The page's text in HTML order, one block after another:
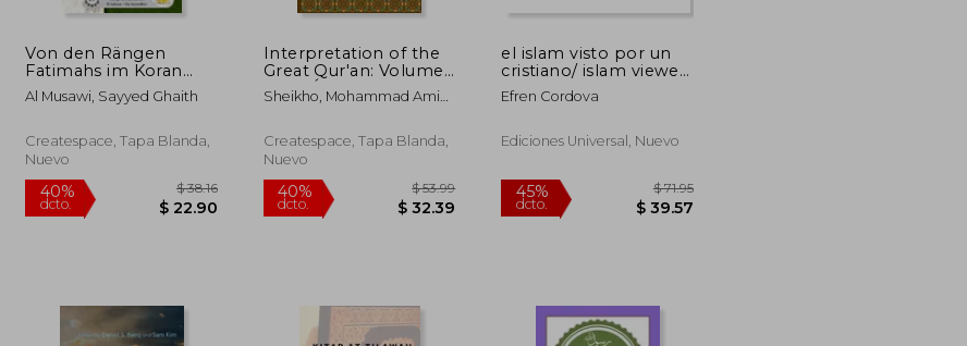
40% 40% $ 78.25 40%
Von den Rängen
Fatimahs im Koran
und der Lebensweise
des Propheten (en
Al Musawi, Sayyed Ghaith
Createspace, Tapa Blanda,
Nuevo
Interpretation of the
Great Qur'an: Volume
4 (en Árabe)
Sheikho, Mohammad Amin ;
Createspace, Tapa Blanda,
Nuevo
el islam visto por un
cristiano/ islam viewed
from a christian
Efren Cordova
Ediciones Universal, Nuevo